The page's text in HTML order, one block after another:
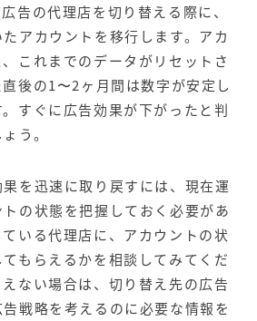
告の代理店を切り替える際に、
アカウントを移行します。アカ
これまでのデータがリセットさ
後の1〜2ヶ月間は数字が安定し
すぐに広告効果が下がったと判
う。
を迅速に取り戻すには、現在運
の状態を把握しておく必要があ
いる代理店に、アカウントの状
もらえるかを相談してみてくだ
ない場合は、切り替え先の広告
戦略を考えるのに必要な情報を